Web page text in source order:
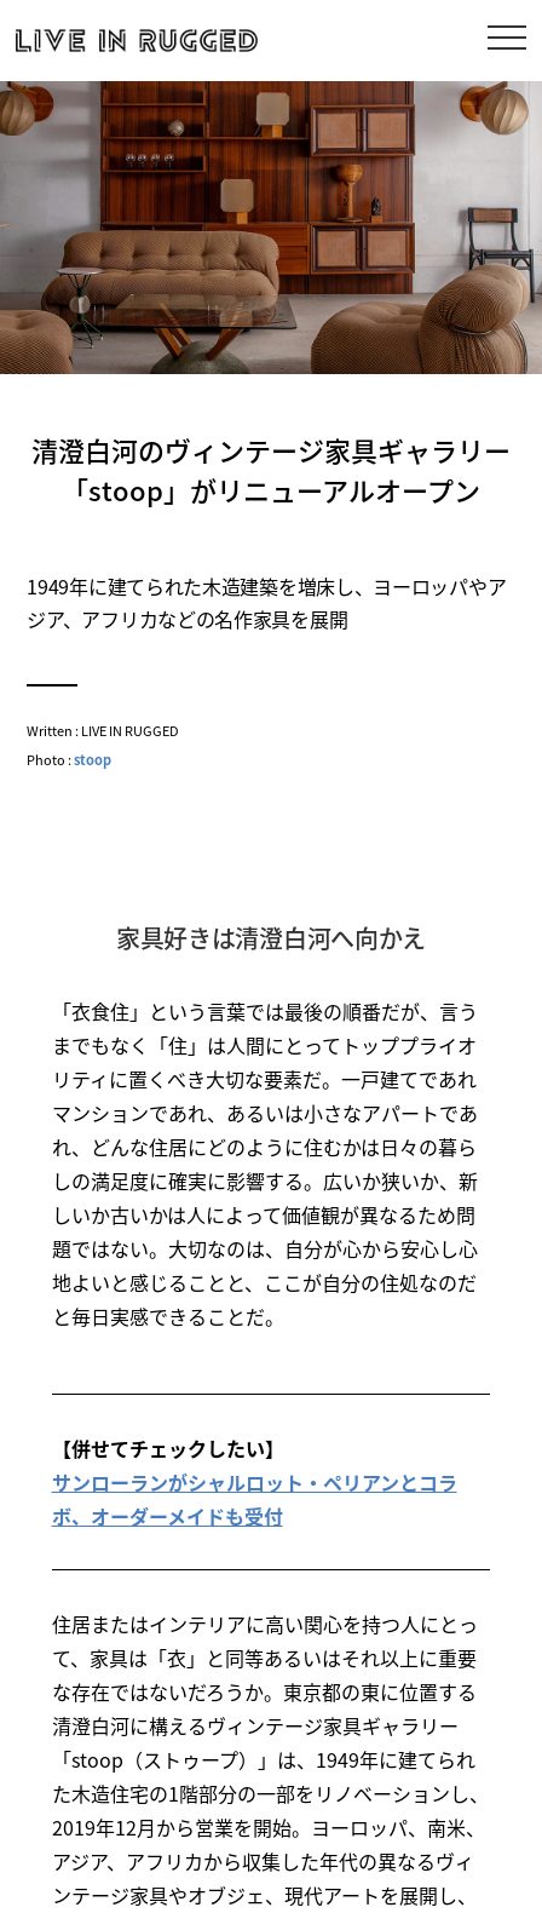
清澄白河のヴィンテージ家具ギャラリー
「stoop」がリニューアルオープン
1949年に建てられた木造建築を増床し、ヨーロッパやア
ジア、アフリカなどの名作家具を展開
Written : LIVE IN RUGGED
Photo :stoop
家具好きは清澄白河へ向かえ
「衣食住」という言葉では最後の順番だが、言う
までもなく「住」は人間にとってトッププライオ
リティに置くべき大切な要素だ。一戸建てであれ
マンションであれ、あるいは小さなアパートであ
れ、どんな住居にどのように住むかは日々の暮ら
しの満足度に確実に影響する。広いか狭いか、新
しいか古いかは人によって価値観が異なるため問
題ではない。大切なのは、自分が心から安心し心
地よいと感じることと、ここが自分の住処なのだ
と毎日実感できることだ。
【併せてチェックしたい】
サンローランがシャルロット・ペリアンとコラ
ボ、オーダーメイドも受付
住居またはインテリアに高い関心を持つ人にとっ
て、家具は「衣」と同等あるいはそれ以上に重要
な存在ではないだろうか。東京都の東に位置する
清澄白河に構えるヴィンテージ家具ギャラリー
「stoop（ストゥープ）」は、1949年に建てられ
た木造住宅の1階部分の一部をリノベーションし、
2019年12月から営業を開始。ヨーロッパ、南米、
アジア、アフリカから収集した年代の異なるヴィ
ンテージ家具やオブジェ、現代アートを展開し、